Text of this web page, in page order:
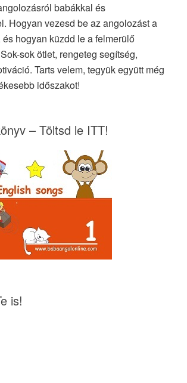
babákkal és
Hogyan vezesd be az angolozást a
hogyan küzdd le a felmerülő
sok ötlet, rengeteg segítség,
Tarts velem, tegyük együtt még
időszakot!
– Töltsd le ITT!
is!